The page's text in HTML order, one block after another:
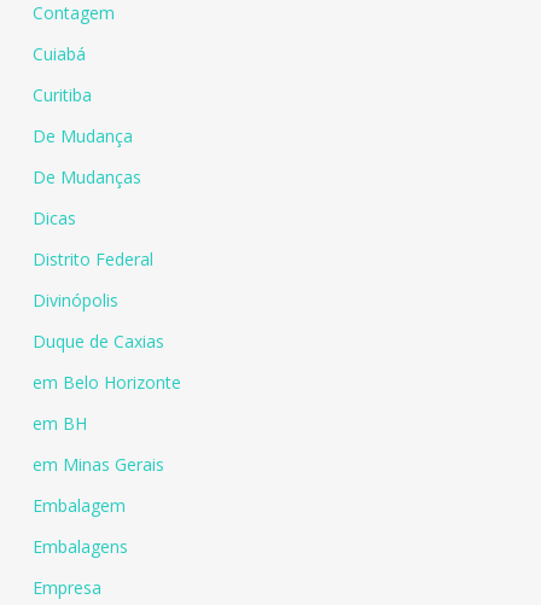
Contagem
Cuiabá
Curitiba
De Mudança
De Mudanças
Dicas
Distrito Federal
Divinópolis
Duque de Caxias
em Belo Horizonte
em BH
em Minas Gerais
Embalagem
Embalagens
Empresa